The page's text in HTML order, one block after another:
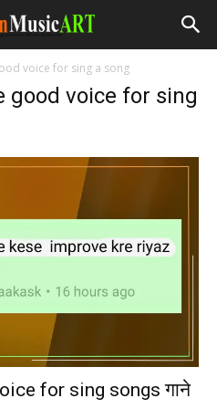
voice for sing a song
good voice for sing
for sing songs गाने